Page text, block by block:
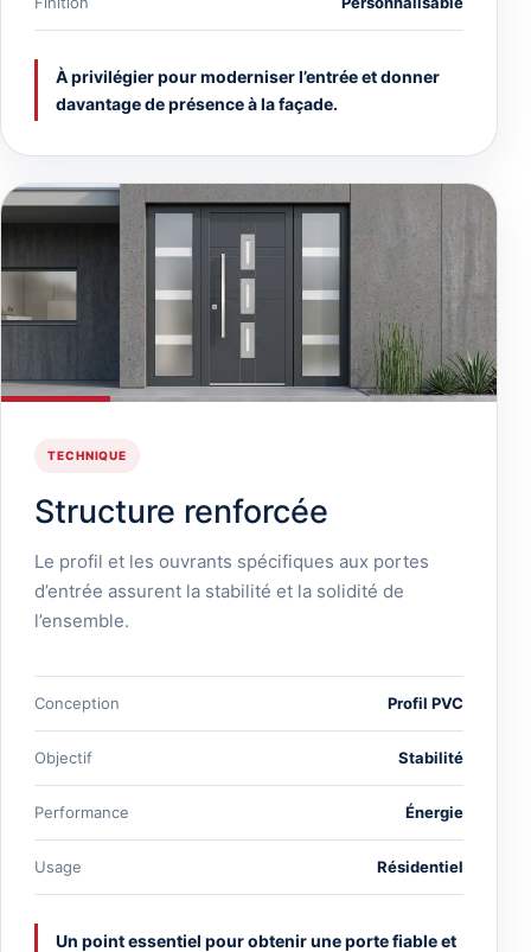
À privilégier pour moderniser l’entrée et donner
davantage de présence à la façade.
TECHNIQUE
Structure renforcée
Le profil et les ouvrants spécifiques aux portes
d’entrée assurent la stabilité et la solidité de
l’ensemble.
Conception Profil PVC
Objectif Stabilité
Performance Énergie
Usage Résidentiel
Un point essentiel pour obtenir une porte fiable et